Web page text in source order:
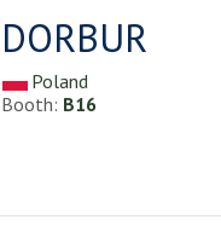
DORBUR
Poland
Booth: B16